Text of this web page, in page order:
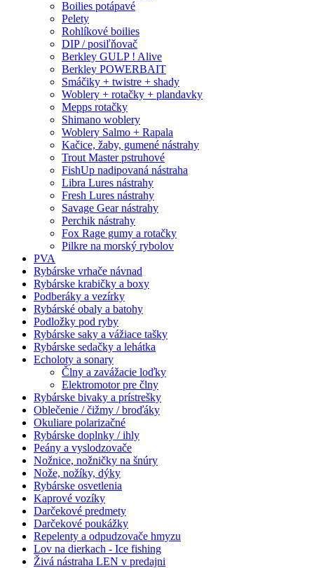
Boilies potápavé
Pelety
Rohlíkové boilies
DIP / posiľňovač
Berkley GULP ! Alive
Berkley POWERBAIT
Smáčiky + twistre + shady
Woblery + rotačky + plandavky
Mepps rotačky
Shimano woblery
Woblery Salmo + Rapala
Kačice, žaby, gumené nástrahy
Trout Master pstruhové
FishUp nadipovaná nástraha
Libra Lures nástrahy
Fresh Lures nástrahy
Savage Gear nástrahy
Perchik nástrahy
Fox Rage gumy a rotačky
Pilkre na morský rybolov
PVA
Rybárske vrhače návnad
Rybárske krabičky a boxy
Podberáky a vezírky
Rybárské obaly a batohy
Podložky pod ryby
Rybárske saky a vážiace tašky
Rybárske sedačky a lehátka
Echoloty a sonary
Člny a zavážacie loďky
Elektromotor pre člny
Rybárske bivaky a prístrešky
Oblečenie / čižmy / broďáky
Okuliare polarizačné
Rybárske doplnky / ihly
Peány a vyslodzovače
Nožnice, nožničky na šnúry
Nože, nožíky, dýky
Rybárske osvetlenia
Kaprové vozíky
Darčekové predmety
Darčekové poukážky
Repelenty a odpudzovače hmyzu
Lov na dierkach - Ice fishing
Živá nástraha LEN v predajni